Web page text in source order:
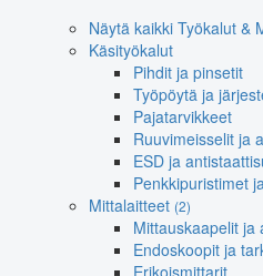
Näytä kaikki Työkalut &
Käsityökalut
Pihdit ja pinsetit
Työpöytä ja
Pajatarvikkeet
Ruuvimeisselit ja
ESD ja
Penkkipuristimet
Mittalaitteet (2)
Mittauskaapelit ja
Endoskoopit ja
Erikoismittarit